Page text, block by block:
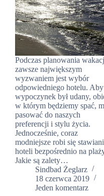
Podczas planowania
zawsze największym
wyzwaniem jest wybór
odpowiedniego hotelu. Aby
wypoczynek był udany,
w którym będziemy spać,
pasować do naszych
preferencji i stylu życia.
Jednocześnie, coraz
modniejsze robi się
hoteli bezpośrednio na
Jakie są zalety…
Sindbad Żeglarz
18 czerwca 2019
Jeden komentarz